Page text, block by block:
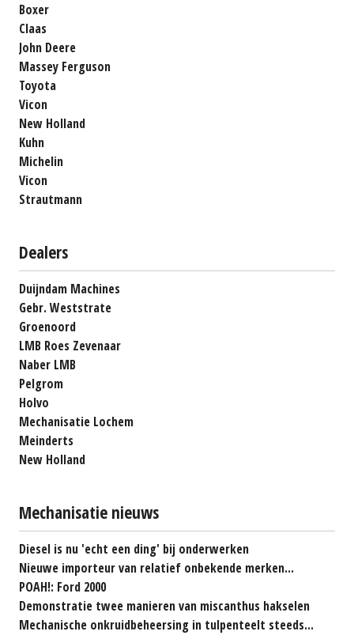
Boxer
Claas
John Deere
Massey Ferguson
Toyota
Vicon
New Holland
Kuhn
Michelin
Vicon
Strautmann
Dealers
Duijndam Machines
Gebr. Weststrate
Groenoord
LMB Roes Zevenaar
Naber LMB
Pelgrom
Holvo
Mechanisatie Lochem
Meinderts
New Holland
Mechanisatie nieuws
Diesel is nu 'echt een ding' bij onderwerken
Nieuwe importeur van relatief onbekende merken...
POAH!: Ford 2000
Demonstratie twee manieren van miscanthus hakselen
Mechanische onkruidbeheersing in tulpenteelt steeds...